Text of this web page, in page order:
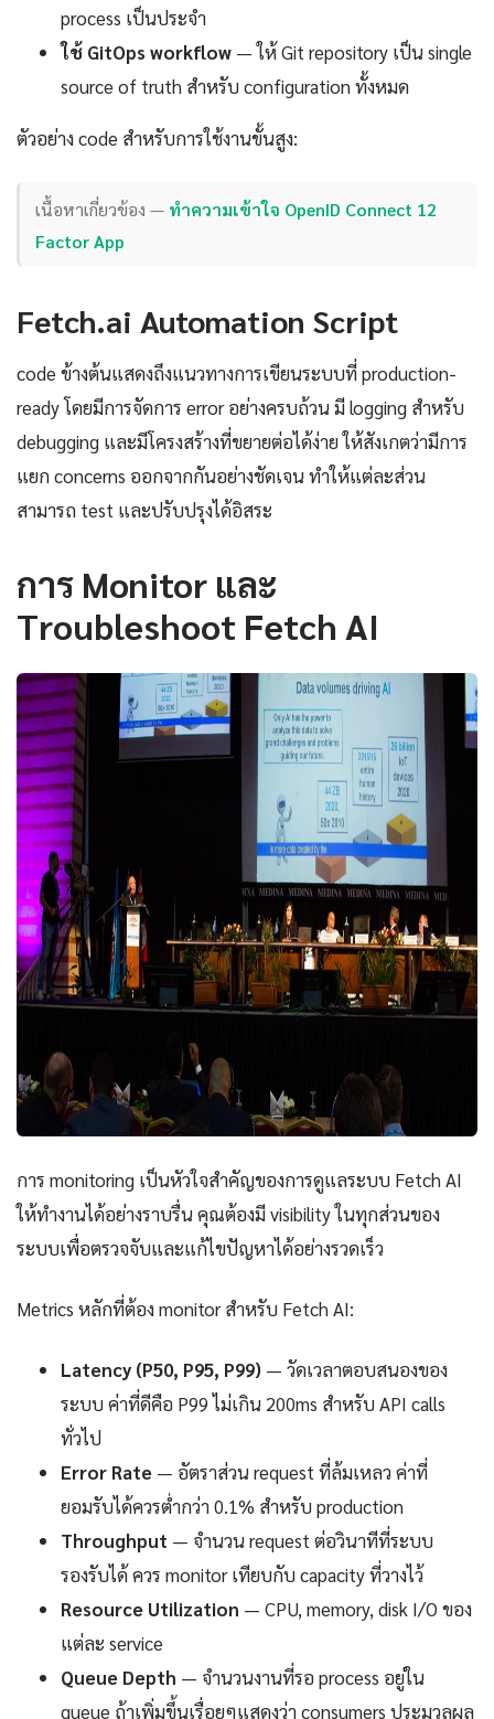
process เป็นประจำ
ใช้ GitOps workflow — ให้ Git repository เป็น single
source of truth สำหรับ configuration ทั้งหมด
ตัวอย่าง code สำหรับการใช้งานขั้นสูง:
เนื้อหาเกี่ยวข้อง — ทำความเข้าใจ OpenID Connect 12
Factor App
Fetch.ai Automation Script
code ข้างต้นแสดงถึงแนวทางการเขียนระบบที่ production-
ready โดยมีการจัดการ error อย่างครบถ้วน มี logging สำหรับ
debugging และมีโครงสร้างที่ขยายต่อได้ง่าย ให้สังเกตว่ามีการ
แยก concerns ออกจากกันอย่างชัดเจน ทำให้แต่ละส่วน
สามารถ test และปรับปรุงได้อิสระ
การ Monitor และ
Troubleshoot Fetch AI
การ monitoring เป็นหัวใจสำคัญของการดูแลระบบ Fetch AI
ให้ทำงานได้อย่างราบรื่น คุณต้องมี visibility ในทุกส่วนของ
ระบบเพื่อตรวจจับและแก้ไขปัญหาได้อย่างรวดเร็ว
Metrics หลักที่ต้อง monitor สำหรับ Fetch AI:
Latency (P50, P95, P99) — วัดเวลาตอบสนองของ
ระบบ ค่าที่ดีคือ P99 ไม่เกิน 200ms สำหรับ API calls
ทั่วไป
Error Rate — อัตราส่วน request ที่ล้มเหลว ค่าที่
ยอมรับได้ควรต่ำกว่า 0.1% สำหรับ production
Throughput — จำนวน request ต่อวินาทีที่ระบบ
รองรับได้ ควร monitor เทียบกับ capacity ที่วางไว้
Resource Utilization — CPU, memory, disk I/O ของ
แต่ละ service
Queue Depth — จำนวนงานที่รอ process อยู่ใน
queue ถ้าเพิ่มขึ้นเรื่อยๆแสดงว่า consumers ประมวลผล